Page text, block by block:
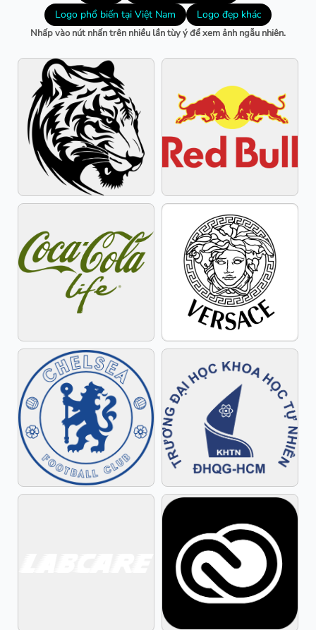
Logo phổ biến tại Việt Nam
Logo đẹp khác
Nhấp vào nút nhấn trên nhiều lần tùy ý để xem ảnh ngẫu nhiên.